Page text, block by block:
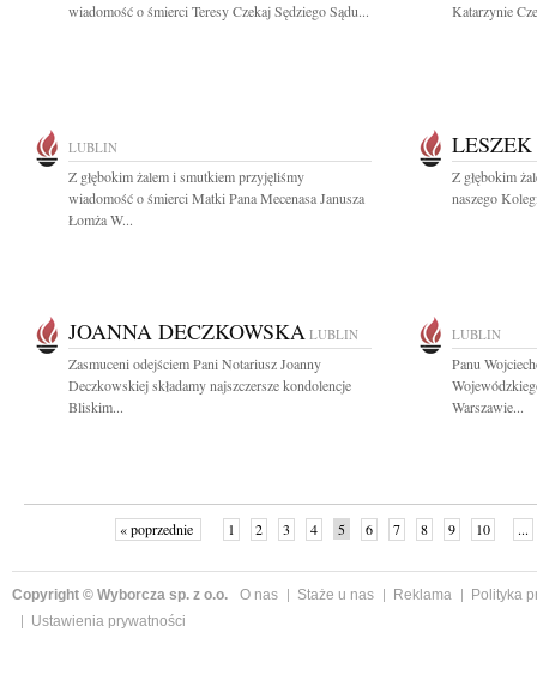
wiadomość o śmierci Teresy Czekaj Sędziego Sądu...
Katarzynie
LUBLIN
Z głębokim żalem i smutkiem przyjęliśmy
wiadomość o śmierci Matki Pana Mecenasa Janusza
Łomża W...
Z głębokim
naszego
JOANNA DECZKOWSKA LUBLIN
Zasmuceni odejściem Pani Notariusz Joanny
Deczkowskiej składamy najszczersze kondolencje
Bliskim...
LUBLIN
Panu
Warszawie...
« poprzednie 1 2 3 4 5 6 7 8 9 10 ...
Copyright © Wyborcza sp. z o.o. O nas Staże u nas Reklama
Polityka
Ustawienia prywatności